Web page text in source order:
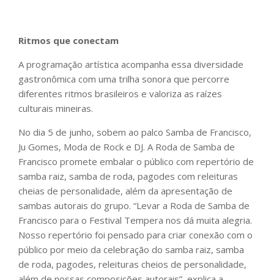
Ritmos que conectam
A programação artística acompanha essa diversidade
gastronômica com uma trilha sonora que percorre
diferentes ritmos brasileiros e valoriza as raízes
culturais mineiras.
No dia 5 de junho, sobem ao palco Samba de Francisco,
Ju Gomes, Moda de Rock e DJ. A Roda de Samba de
Francisco promete embalar o público com repertório de
samba raiz, samba de roda, pagodes com releituras
cheias de personalidade, além da apresentação de
sambas autorais do grupo. “Levar a Roda de Samba de
Francisco para o Festival Tempera nos dá muita alegria.
Nosso repertório foi pensado para criar conexão com o
público por meio da celebração do samba raiz, samba
de roda, pagodes, releituras cheios de personalidade,